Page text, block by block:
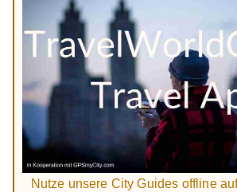
Nutze unsere City Guides offline